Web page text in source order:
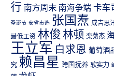
行 南方周末 南海争端 卡车
圣诞节 安省市选 张国焘 成吉思
最低工资 林俊 林顿 栾菊杰
王立军 白求恩 葡萄酒
究 赖昌星 跨国抚养 软实力